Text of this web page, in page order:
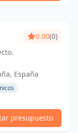
0.00(0)
España
presupuesto